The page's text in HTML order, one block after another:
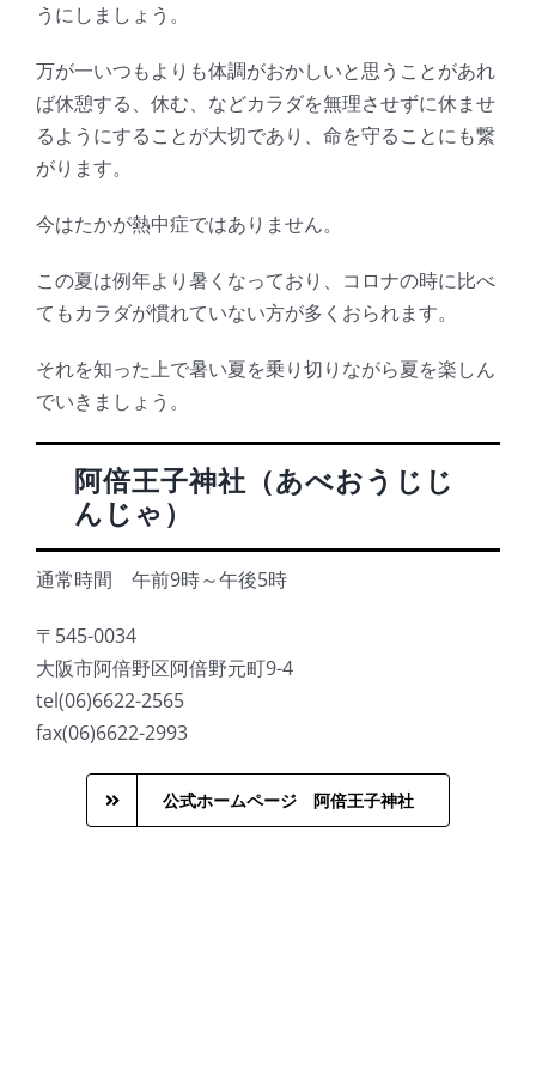
うにしましょう。
万が一いつもよりも体調がおかしいと思うことがあれ
ば休憩する、休む、などカラダを無理させずに休ませ
るようにすることが大切であり、命を守ることにも繋
がります。
今はたかが熱中症ではありません。
この夏は例年より暑くなっており、コロナの時に比べ
てもカラダが慣れていない方が多くおられます。
それを知った上で暑い夏を乗り切りながら夏を楽しん
でいきましょう。
阿倍王子神社（あべおうじじ
んじゃ）
通常時間 午前9時～午後5時
〒545-0034
大阪市阿倍野区阿倍野元町9-4
tel(06)6622-2565
fax(06)6622-2993
公式ホームページ 阿倍王子神社